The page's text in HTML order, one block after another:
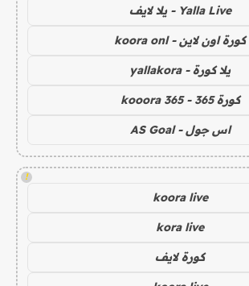
Yalla Live - يلا لايف
كورة اون لاين - koora onl
يلا كورة - yallakora
كورة 365 - kooora 365
اس جول - AS Goal
!
koora live
kora live
كورة لايف